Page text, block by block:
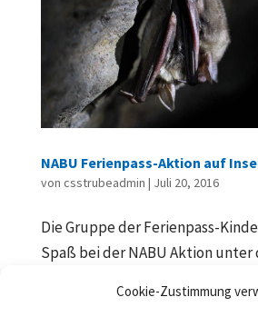
Cookie-Zustimmung
NABU Ferienpass-Aktion auf
von csstrubeadmin | Juli 20, 2016
Die Gruppe der Ferienpass-
Spaß bei der NABU Aktion
eines nahenden Gewitters